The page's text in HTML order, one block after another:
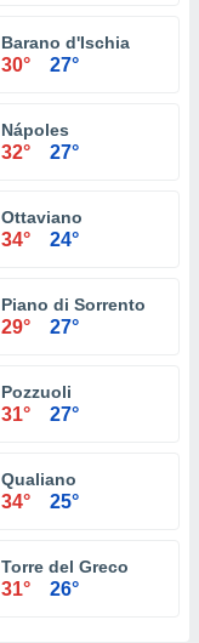
Barano d'Ischia
30° 27°
Nápoles
32° 27°
Ottaviano
34° 24°
Piano di Sorrento
29° 27°
Pozzuoli
31° 27°
Qualiano
34° 25°
Torre del Greco
31° 26°